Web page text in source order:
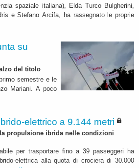
spaziale italiana), Elda Turco Bulgherini,
e Stefano Arcifa, ha rassegnato le proprie
su
del titolo
semestre e le
Mariani. A poco
elettrico a 9.144 metri
propulsione ibrida nelle condizioni
per trasportare fino a 39 passeggeri ha
elettrica alla quota di crociera di 30.000